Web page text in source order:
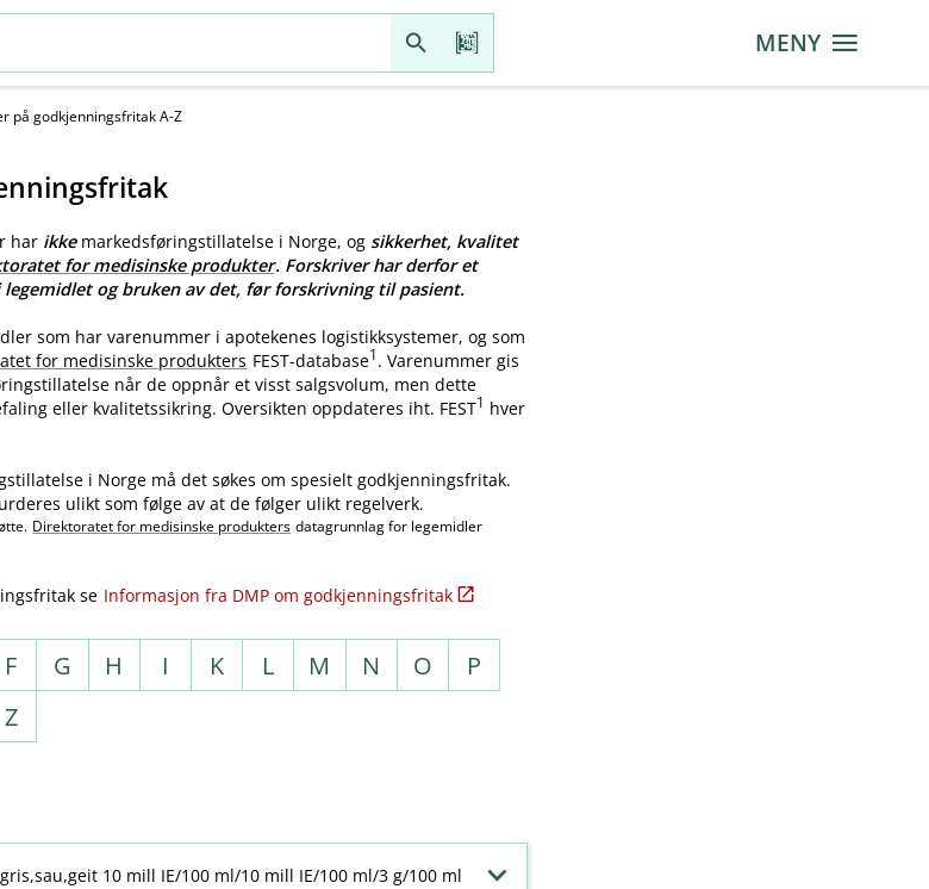
MENY
på godkjenningsfritak A-Z
har ikkemarkedsføringstillatelse i Norge, og sikkerhet, kvalitet
for medisinske produkter. Forskriver har derfor et
og bruken av det, før forskrivning til pasient.
som har varenummer i apotekenes logistikksystemer, og som
for medisinske produkters FEST-database1. Varenummer gis
når de oppnår et visst salgsvolum, men dette
eller kvalitetssikring. Oversikten oppdateres iht. FEST1 hver
i Norge må det søkes om spesielt godkjenningsfritak.
ulikt som følge av at de følger ulikt regelverk.
Direktoratet for medisinske produkters datagrunnlag for legemidler
se Informasjon fra DMP om godkjenningsfritak
F G H I K L M N O
P
Z
10 mill IE/100 ml/10 mill IE/100 ml/3 g/100 ml